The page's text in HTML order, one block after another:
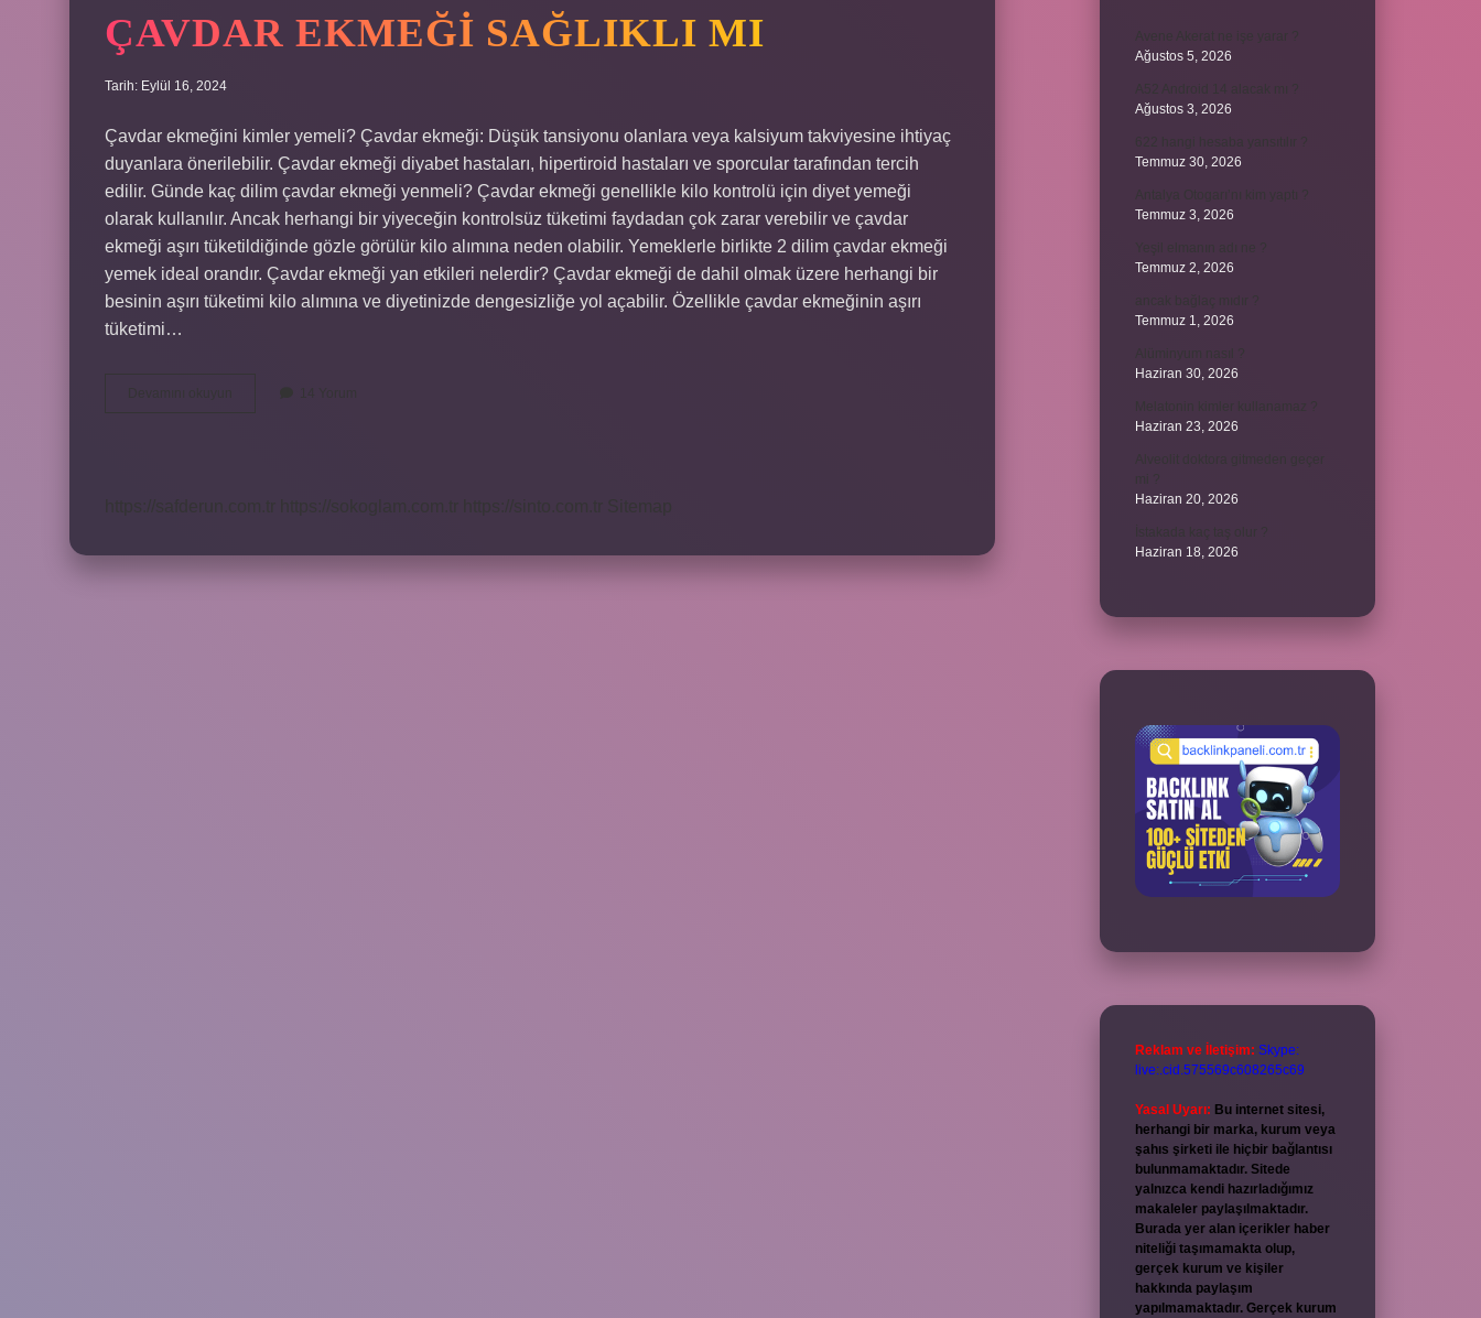
ÇAVDAR EKMEĞI SAĞLIKLI MI
Tarih: Eylül 16, 2024
Çavdar ekmeğini kimler yemeli? Çavdar ekmeği: Düşük tansiyonu olanlara veya kalsiyum takviyesine ihtiyaç
duyanlara önerilebilir. Çavdar ekmeği diyabet hastaları, hipertiroid hastaları ve sporcular tarafından tercih
edilir. Günde kaç dilim çavdar ekmeği yenmeli? Çavdar ekmeği genellikle kilo kontrolü için diyet yemeği
olarak kullanılır. Ancak herhangi bir yiyeceğin kontrolsüz tüketimi faydadan çok zarar verebilir ve çavdar
ekmeği aşırı tüketildiğinde gözle görülür kilo alımına neden olabilir. Yemeklerle birlikte 2 dilim çavdar ekmeği
yemek ideal orandır. Çavdar ekmeği yan etkileri nelerdir? Çavdar ekmeği de dahil olmak üzere herhangi bir
besinin aşırı tüketimi kilo alımına ve diyetinizde dengesizliğe yol açabilir. Özellikle çavdar ekmeğinin aşırı
tüketimi…
Ağustos 5, 2026
Ağustos 3, 2026
Temmuz 30, 2026
Temmuz 3, 2026
Temmuz 2, 2026
Temmuz 1, 2026
Haziran 30, 2026
Haziran 23, 2026
Haziran 20, 2026
Haziran 18, 2026
Reklam ve İletişim: Skype:
live:.cid.575569c608265c69
Yasal Uyarı: Bu internet sitesi,
herhangi bir marka, kurum veya
şahıs şirketi ile hiçbir bağlantısı
bulunmamaktadır. Sitede
yalnızca kendi hazırladığımız
makaleler paylaşılmaktadır.
Burada yer alan içerikler haber
niteliği taşımamakta olup,
gerçek kurum ve kişiler
hakkında paylaşım
yapılmamaktadır. Gerçek kurum